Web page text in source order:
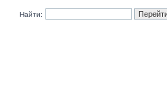
Найти: